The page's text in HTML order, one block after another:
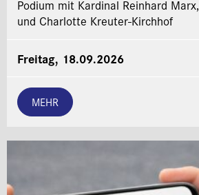
Podium mit Kardinal Reinhard
und Charlotte Kreuter-Kirchhof
Freitag, 18.09.2026
MEHR